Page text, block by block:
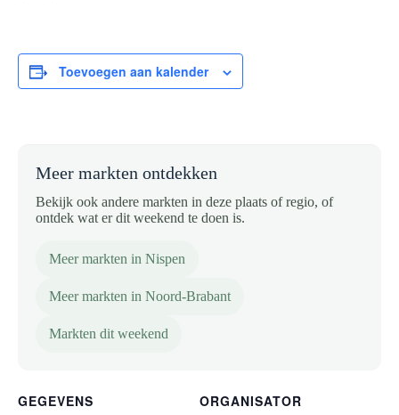
Toevoegen aan kalender
Meer markten ontdekken
Bekijk ook andere markten in deze plaats of regio, of
ontdek wat er dit weekend te doen is.
Meer markten in Nispen
Meer markten in Noord-Brabant
Markten dit weekend
GEGEVENS
ORGANISATOR